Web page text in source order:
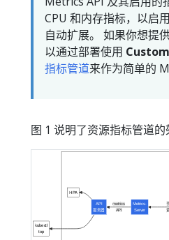
CPU 和内存指标，以启
自动扩展。 如果你想提
以通过部署使用
指标管道来作为简单的
图 1 说明了资源指标管道的
metrics
API
Metrics-
Server
API
服务器
HPA
kubectl
top